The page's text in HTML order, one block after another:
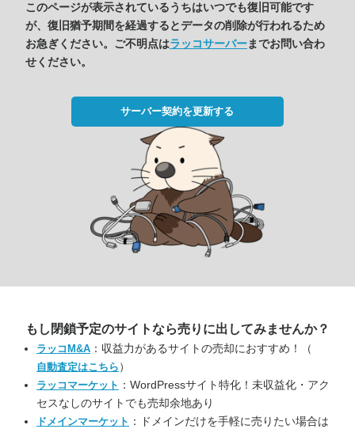
このページが表示されているうちはいつでも復旧可能です
が、復旧猶予期間を経過するとデータの削除が行われるため
お急ぎください。ご不明点はラッコサーバーまでお問い合わ
せください。
サーバー契約を更新する
もし閉鎖予定のサイトなら売りに出してみませんか？
ラッコM&A ：収益力があるサイトの売却におすすめ！（
自動査定はこちら ）
ラッコマーケット ：WordPressサイト特化！未収益化・アク
セスなしのサイトでも売却余地あり
ドメインマーケット ：ドメインだけを手軽に売りたい場合は